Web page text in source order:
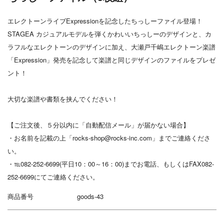
エレクトーンライブExpressionを記念したちっしーファイル登場！
STAGEA カジュアルモデルを弾くかわいいちっしーのデザインと、カ
ラフルなエレクトーンのデザインに加え、大瀬戸千嶋エレクトーン楽譜
「Expression」発売を記念して楽譜と同じデザインのファイルをプレゼ
ント！
大切な楽譜や書類を挟んでください！
【ご注文後、５分以内に「自動配信メール」が届かない場合】
・お名前を記載の上「rocks-shop@rocks-inc.com」までご連絡くださ
い。
・℡082-252-6699(平日10：00～16：00)までお電話、もしくはFAX082-
252-6699にてご連絡ください。
商品番号 goods-43